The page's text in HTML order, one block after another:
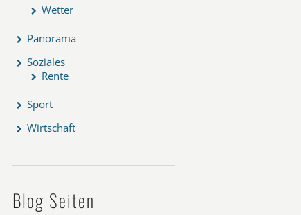
Wetter
Panorama
Soziales
Rente
Sport
Wirtschaft
Blog Seiten